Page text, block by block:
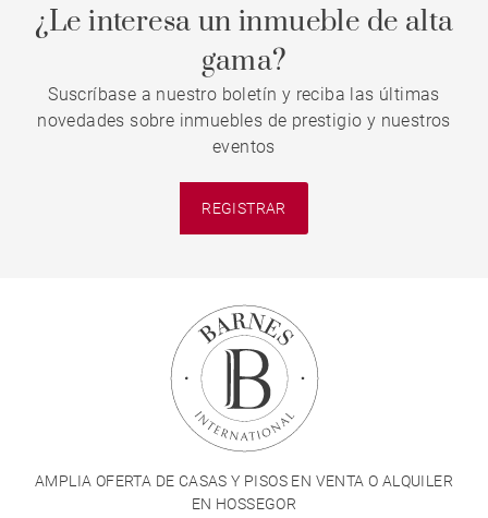
¿Le interesa un inmueble de alta
gama?
Suscríbase a nuestro boletín y reciba las últimas
novedades sobre inmuebles de prestigio y nuestros
eventos
REGISTRAR
AMPLIA OFERTA DE CASAS Y PISOS EN VENTA O ALQUILER
EN HOSSEGOR